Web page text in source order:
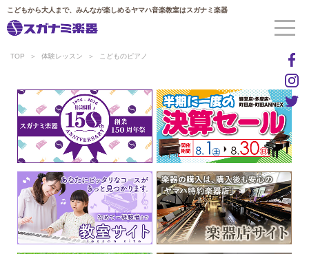
こどもから大人まで、みんなが楽しめるヤマハ音楽教室はスガナミ楽器
TOP 体験レッスン こどものピアノ